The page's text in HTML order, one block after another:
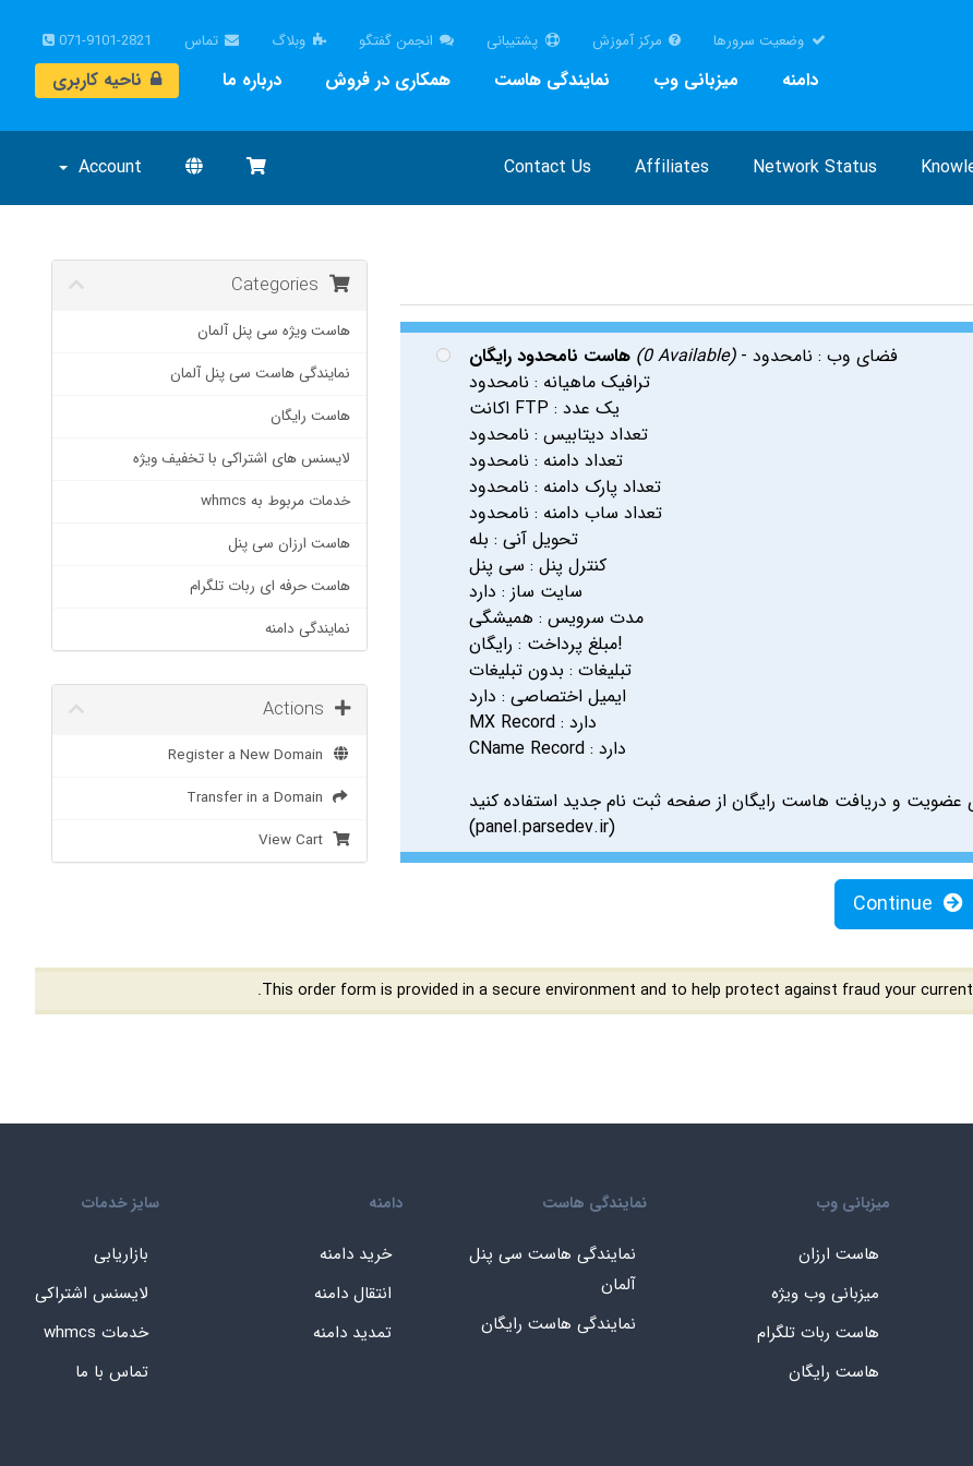
ناحیه کاربری درباره ما همکاری در فروش نمایندگی هاست میزبانی وب دامنه
071-9101-2821 تماس وبلاگ انجمن گفتگو پشتیبانی مرکز آموزش وضعیت سرورها
Network Status
Affiliates
Contact Us
Account
هاست ویژه سی پنل آلمان
نمایندگی هاست سی پنل آلمان
هاست رایگان
لایسنس های اشتراکی با تخفیف ویژه
خدمات مربوط به whmcs
هاست ارزان سی پنل
هاست حرفه ای ربات تلگرام
نمایندگی دامنه
View Cart
هاست نامحدود رایگان (0 Available)
- فضای وب : نامحدود
ترافیک ماهیانه : نامحدود
اکانت FTP : یک عدد
تعداد دیتابیس : نامحدود
تعداد دامنه : نامحدود
تعداد پارک دامنه : نامحدود
تعداد ساب دامنه : نامحدود
تحویل آنی : بله
کنترل پنل : سی پنل
سایت ساز : دارد
مدت سرویس : همیشگی
مبلغ پرداخت : رایگان!
تبلیغات : بدون تبلیغات
ایمیل اختصاصی : دارد
MX Record : دارد
CName Record : دارد
و دریافت هاست رایگان از صفحه ثبت نام جدید استفاده کنید.
(panel.parsedev.ir)
Continue
میزبانی وب
هاست ارزان
میزبانی وب ویژه
هاست ربات تلگرام
هاست رایگان
نمایندگی هاست
نمایندگی هاست سی پنل
آلمان
نمایندگی هاست رایگان
دامنه
خرید دامنه
انتقال دامنه
تمدید دامنه
سایز خدمات
بازاریابی
لایسنس اشتراکی
خدمات whmcs
تماس با ما